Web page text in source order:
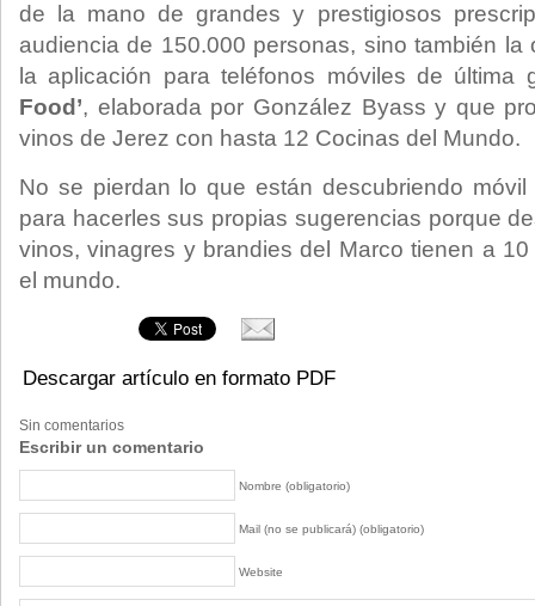
de la mano de grandes y prestigiosos
audiencia de 150.000 personas, sino también la
la aplicación para teléfonos móviles de última
Food’, elaborada por González Byass y que
vinos de Jerez con hasta 12 Cocinas del Mundo.
No se pierdan lo que están descubriendo
para hacerles sus propias sugerencias porque
vinos, vinagres y brandies del Marco tienen a
el mundo.
Descargar artículo en formato PDF
Sin comentarios
Escribir un comentario
Nombre (obligatorio)
Mail (no se publicará) (obligatorio)
Website